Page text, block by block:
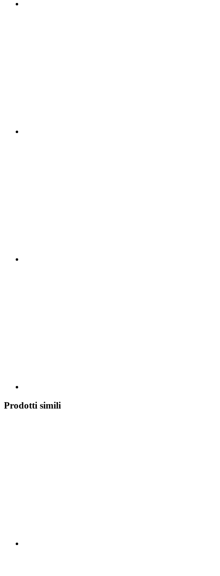
Prodotti simili